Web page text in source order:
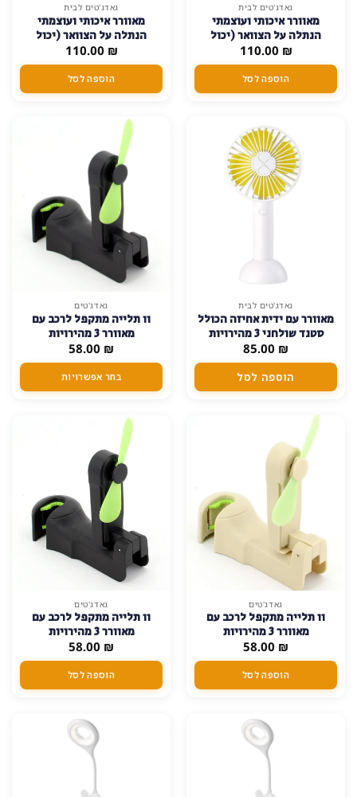
גאדג'טים לבית
מאוורר איכותי ועוצמתי
הנתלה על הצוואר (יכול
לעבוד גם בזמן טעינה) –
שחור
110.00 ₪
הוספה לסל
גאדג'טים לבית
מאוורר איכותי ועוצמתי
הנתלה על הצוואר (יכול
לעבוד גם בזמן טעינה) – לבן
110.00 ₪
הוספה לסל
גאדג'טים לבית
מאוורר עם ידית אחיזה הכולל
סטנד שולחני 3 מהירויות
הפעלה שונות
85.00 ₪
הוספה לסל
גאדג'טים
וו תלייה מתקפל לרכב עם
מאוורר 3 מהירויות
58.00 ₪
בחר אפשרויות
ניתן
האפשרויות
גאדג'טים
וו תלייה מתקפל לרכב עם
מאוורר 3 מהירויות
58.00 ₪
הוספה לסל
גאדג'טים
וו תלייה מתקפל לרכב עם
מאוורר 3 מהירויות
58.00 ₪
הוספה לסל